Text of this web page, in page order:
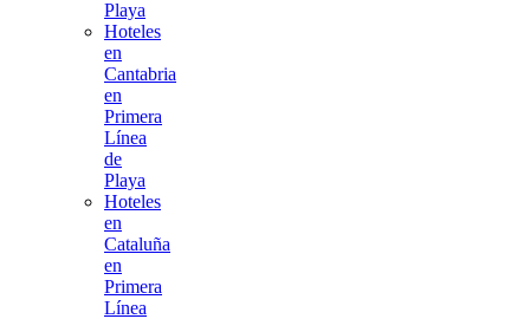
Playa
Hoteles
en
Cantabria
en
Primera
Línea
de
Playa
Hoteles
en
Cataluña
en
Primera
Línea